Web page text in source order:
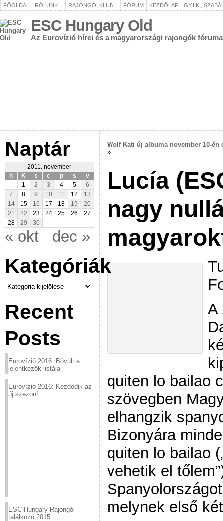
FŐOLDAL RÓLUNK RAJONGÓI KLUB FÓRUM KEZDŐLAP GY.I.K.,
ESC Hungary Old
Az Eurovízió hírei és a magyarországi rajongók fóruma
Naptár
2011. november
h
K s c p s
v
1
2 3 4 5
6
7
8 9 10 11 12
13
14
15 16 17 18 19
20
21
22 23 24 25 26
27
28
29 30
« okt dec »
Kategóriák
Kategóriák
Recent
Posts
Eurovízió 2016: Bővült a
jelentkezők listája
Eurovízió 2016: Kezdődik az
új szezon!
ESC Hungary Rajongói
találkozó 2015
Wolf Kati új albuma november 10-én
»
Lucía
nagy
A
quiten lo bailao
szövegben
elhangzik
Bizonyára
quiten lo bailao
vehetik el
melynek első